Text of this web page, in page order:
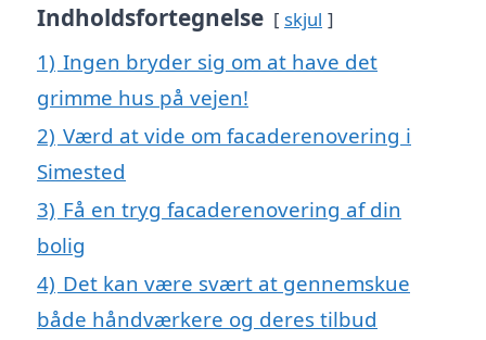
Indholdsfortegnelse skjul
1) Ingen bryder sig om at have det
grimme hus på vejen!
2) Værd at vide om facaderenovering i
Simested
3) Få en tryg facaderenovering af din
bolig
4) Det kan være svært at gennemskue
både håndværkere og deres tilbud